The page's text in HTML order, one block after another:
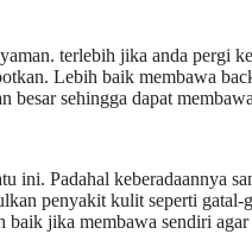
terlebih jika anda pergi
Lebih baik membawa
sehingga dapat
ini. Padahal keberadaannya
penyakit kulit seperti gatal-
baik jika membawa sendiri